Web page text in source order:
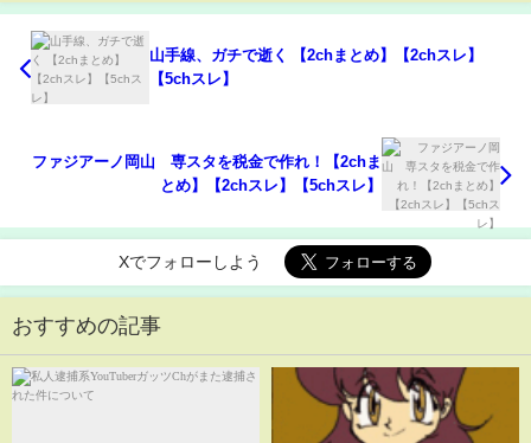
山手線、ガチで逝く 【2chまとめ】【2chスレ】
【5chスレ】
ファジアーノ岡山 専スタを税金で作れ！【2chま
とめ】【2chスレ】【5chスレ】
Xでフォローしよう
おすすめの記事